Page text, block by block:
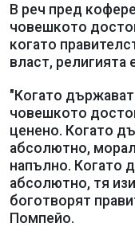
В реч пред
човешкото
когато
власт, религията
"Когато
човешкото
ценено. Когато
абсолютно,
напълно. Когато
абсолютно, тя
боготворят
Помпейо.